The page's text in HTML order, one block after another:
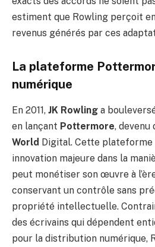
estiment que Rowling perçoit
revenus générés par ces
La plateforme
numérique
En 2011, JK Rowling a
en lançant Pottermore, devenu
World Digital. Cette plateforme
innovation majeure dans la
peut monétiser son œuvre à
conservant un contrôle sans
propriété intellectuelle.
des écrivains qui dépendent
pour la distribution numérique,